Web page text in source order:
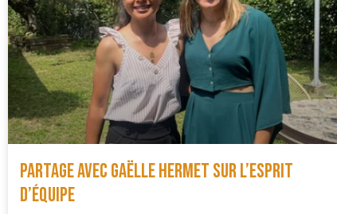
Partage avec Gaëlle Hermet sur l’esprit
d’équipe